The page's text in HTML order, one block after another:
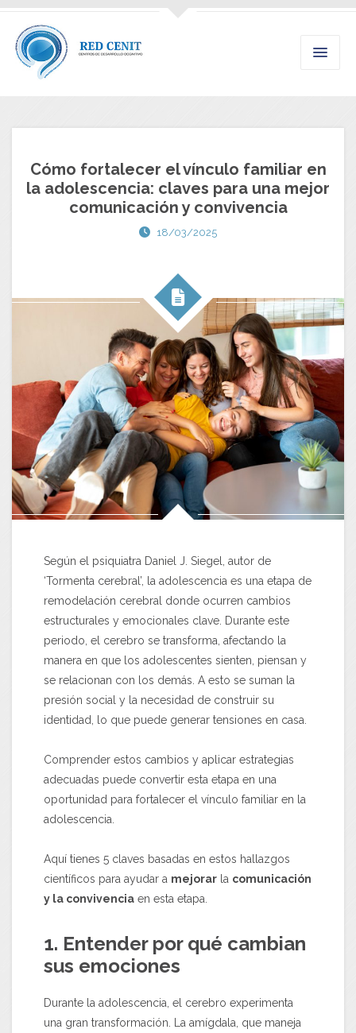
Cómo fortalecer el vínculo familiar en
la adolescencia: claves para una mejor
comunicación y convivencia
18/03/2025
Según el psiquiatra Daniel J. Siegel, autor de
‘Tormenta cerebral’, la adolescencia es una etapa de
remodelación cerebral donde ocurren cambios
estructurales y emocionales clave. Durante este
periodo, el cerebro se transforma, afectando la
manera en que los adolescentes sienten, piensan y
se relacionan con los demás. A esto se suman la
presión social y la necesidad de construir su
identidad, lo que puede generar tensiones en casa.
Comprender estos cambios y aplicar estrategias
adecuadas puede convertir esta etapa en una
oportunidad para fortalecer el vínculo familiar en la
adolescencia.
Aquí tienes 5 claves basadas en estos hallazgos
científicos para ayudar a mejorar la comunicación
y la convivencia en esta etapa.
1. Entender por qué cambian
sus emociones
Durante la adolescencia, el cerebro experimenta
una gran transformación. La amígdala, que maneja